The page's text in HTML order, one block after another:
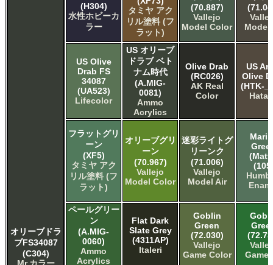
オリーブドラ
ブFS34087
(C304)
(H304)
水性ホビーカ
ラー
タミヤ アク
リル塗料 (フ
ラット)
(70.887)
Vallejo
Model Color
Model
US Olive
Drab FS
34087
(UA523)
Lifecolor
US オリーブ
ドラブ ベト
ナム時代
(A.MIG-
0081)
Ammo
Acrylics
Olive Drab
(RC026)
AK Real
Color
US
Olive
(HTK-
フラットグリ
ーン
(XF5)
タミヤ アク
リル塗料 (フ
ラット)
オリーブグリ
ーン
(70.967)
Vallejo
Model Color
迷彩ライトグ
リーンク
(71.006)
Vallejo
Model Air
ペールグリー
ン
(A.MIG-
0060)
Ammo
Acrylics
Flat Dark
Slate Grey
(4311AP)
Italeri
Goblin
Green
(72.030)
Vallejo
Game Color
Game